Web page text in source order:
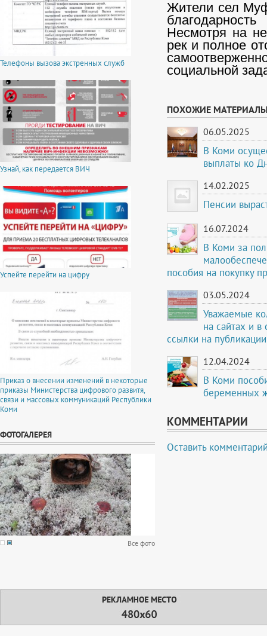
Телефоны вызова экстренных служб
Узнай, как передается ВИЧ
Успейте перейти на цифру
Приказ о внесении изменений в некоторые
приказы Министерства цифрового развитя,
связи и массовых коммуникаций Республики
Коми
ФОТОГАЛЕРЕЯ
Все фото
Жители сел
Несмотря на
рек и полное
социальной
ПОХОЖИЕ
06.05.2025
В Коми
выплаты ко
14.02.2025
Пенсии
16.07.2024
В Коми за
пособия на покупку
03.05.2024
Уважаемые
на сайтах и в
ссылки на публикации
12.04.2024
В Коми
беременных
КОММЕНТАРИИ
Оставить